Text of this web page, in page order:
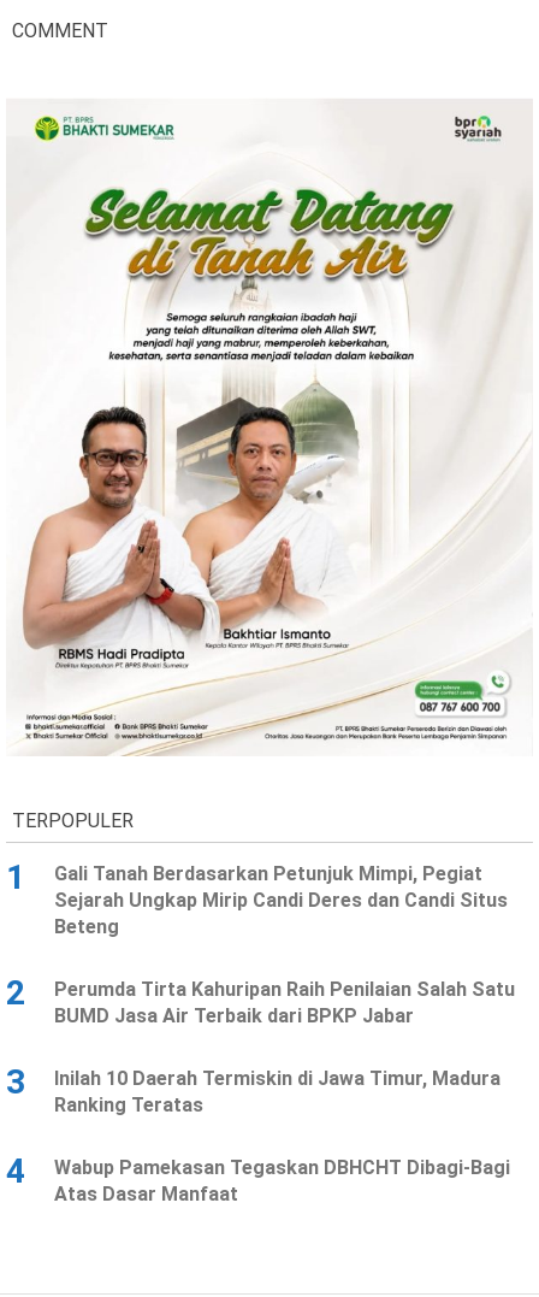
COMMENT
TERPOPULER
1
Gali Tanah Berdasarkan Petunjuk Mimpi, Pegiat
Sejarah Ungkap Mirip Candi Deres dan Candi Situs
Beteng
2
Perumda Tirta Kahuripan Raih Penilaian Salah Satu
BUMD Jasa Air Terbaik dari BPKP Jabar
3
Inilah 10 Daerah Termiskin di Jawa Timur, Madura
Ranking Teratas
4
Wabup Pamekasan Tegaskan DBHCHT Dibagi-Bagi
Atas Dasar Manfaat